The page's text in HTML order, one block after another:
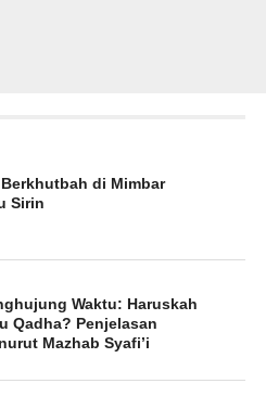
di Mimbar
Sirin
Waktu: Haruskah
Qadha? Penjelasan
Mazhab Syafi’i